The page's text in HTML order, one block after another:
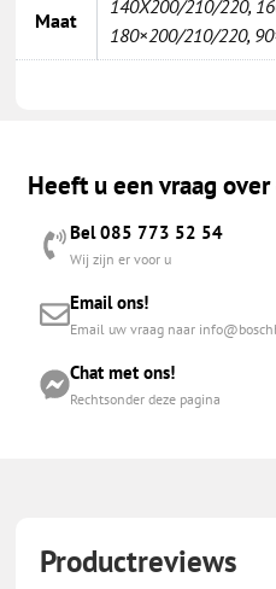
Maat
140X200/210/220,
180×200/210/220,
Heeft u een vraag
Bel 085 773 52 54
Wij zijn er voor u
Email ons!
Email uw vraag naar
Chat met ons!
Rechtsonder deze pagina
Productreviews